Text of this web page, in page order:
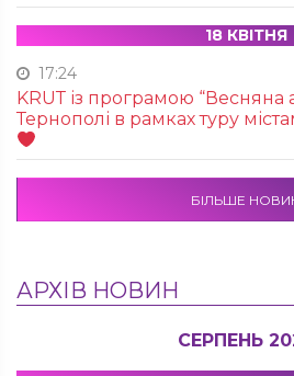
18 КВІТНЯ
17:24
KRUТ із програмою “Весняна
Тернополі в рамках туру
БІЛЬШЕ
АРХІВ НОВИН
СЕРПЕНЬ